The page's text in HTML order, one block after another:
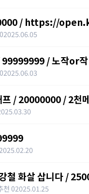
/ https://
o/
2025.06.05
99999999 / 노작or
2025.06.03
프 / 20000000 / 2
2025.02.20
철 화살 삽니다 /
천 02025.01.25